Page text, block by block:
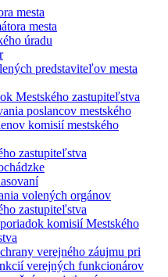
mesta
mesta
úradu
predstaviteľov mesta
Mestského zastupiteľstva
poslancov mestského
komisií mestského
zastupiteľstva
volených orgánov
zastupiteľstva
komisií Mestského
verejného záujmu pri
verejných funkcionárov